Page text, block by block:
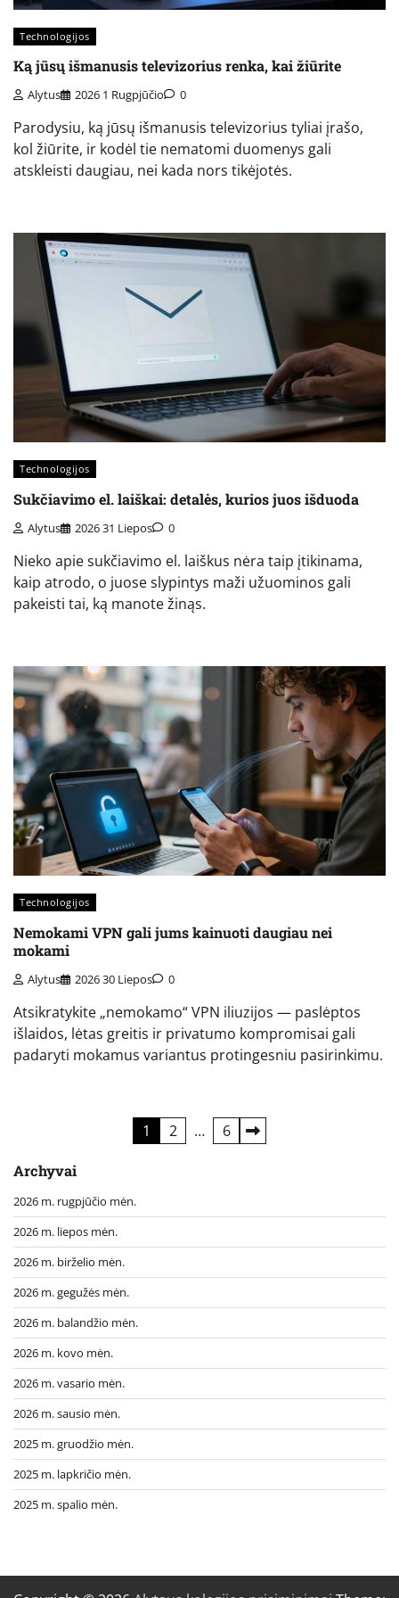
Technologijos
Ką jūsų išmanusis televizorius renka, kai žiūrite
Alytus 2026 1 Rugpjūčio 0
Parodysiu, ką jūsų išmanusis televizorius tyliai įrašo,
kol žiūrite, ir kodėl tie nematomi duomenys gali
atskleisti daugiau, nei kada nors tikėjotės.
Technologijos
Sukčiavimo el. laiškai: detalės, kurios juos išduoda
Alytus 2026 31 Liepos 0
Nieko apie sukčiavimo el. laiškus nėra taip įtikinama,
kaip atrodo, o juose slypintys maži užuominos gali
pakeisti tai, ką manote žinąs.
Technologijos
Nemokami VPN gali jums kainuoti daugiau nei
mokami
Alytus 2026 30 Liepos 0
Atsikratykite „nemokamo“ VPN iliuzijos — paslėptos
išlaidos, lėtas greitis ir privatumo kompromisai gali
padaryti mokamus variantus protingesniu pasirinkimu.
puslapiavimas
1 2 … 6
Archyvai
2026 m. rugpjūčio mėn.
2026 m. liepos mėn.
2026 m. birželio mėn.
2026 m. gegužės mėn.
2026 m. balandžio mėn.
2026 m. kovo mėn.
2026 m. vasario mėn.
2026 m. sausio mėn.
2025 m. gruodžio mėn.
2025 m. lapkričio mėn.
2025 m. spalio mėn.